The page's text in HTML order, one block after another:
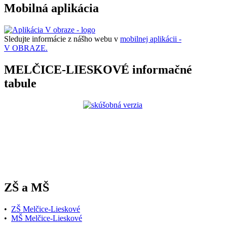
Mobilná aplikácia
Sledujte informácie z nášho webu v mobilnej aplikácii -
V OBRAZE.
MELČICE-LIESKOVÉ informačné
tabule
ZŠ a MŠ
• ZŠ Melčice-Lieskové
• MŠ Melčice-Lieskové